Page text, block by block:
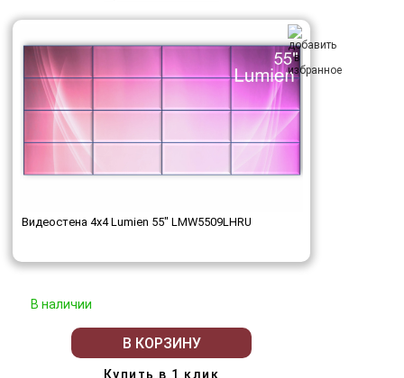
Видеостена 4x4 Lumien 55" LMW5509LHRU
В наличии
В КОРЗИНУ
Купить в 1 клик